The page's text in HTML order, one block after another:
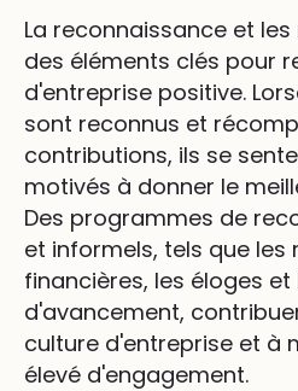
La reconnaissance et
des éléments clés pour
d'entreprise positive.
sont reconnus et
contributions, ils se
motivés à donner le
Des programmes de
et informels, tels que les
financières, les éloges
d'avancement,
culture d'entreprise et à
élevé d'engagement.